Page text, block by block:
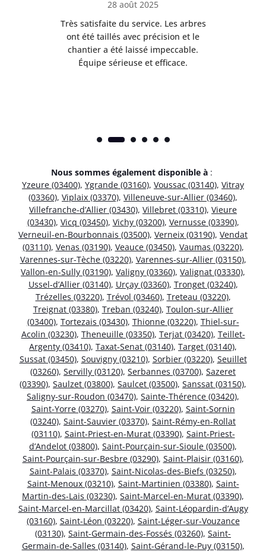
28 août 2025
Très satisfaite du service. Les arbres
ont été taillés avec précision et le
chantier a été laissé impeccable.
Équipe sérieuse et efficace.
Nous sommes également disponible à :
Yzeure (03400), Ygrande (03160), Voussac (03140), Vitray
(03360), Viplaix (03370), Villeneuve-sur-Allier (03460),
Villefranche-d’Allier (03430), Villebret (03310), Vieure
(03430), Vicq (03450), Vichy (03200), Vernusse (03390),
Verneuil-en-Bourbonnais (03500), Verneix (03190), Vendat
(03110), Venas (03190), Veauce (03450), Vaumas (03220),
Varennes-sur-Tèche (03220), Varennes-sur-Allier (03150),
Vallon-en-Sully (03190), Valigny (03360), Valignat (03330),
Ussel-d’Allier (03140), Urçay (03360), Tronget (03240),
Trézelles (03220), Trévol (03460), Treteau (03220),
Treignat (03380), Treban (03240), Toulon-sur-Allier
(03400), Tortezais (03430), Thionne (03220), Thiel-sur-
Acolin (03230), Theneuille (03350), Terjat (03420), Teillet-
Argenty (03410), Taxat-Senat (03140), Target (03140),
Sussat (03450), Souvigny (03210), Sorbier (03220), Seuillet
(03260), Servilly (03120), Serbannes (03700), Sazeret
(03390), Saulzet (03800), Saulcet (03500), Sanssat (03150),
Saligny-sur-Roudon (03470), Sainte-Thérence (03420),
Saint-Yorre (03270), Saint-Voir (03220), Saint-Sornin
(03240), Saint-Sauvier (03370), Saint-Rémy-en-Rollat
(03110), Saint-Priest-en-Murat (03390), Saint-Priest-
d’Andelot (03800), Saint-Pourçain-sur-Sioule (03500),
Saint-Pourçain-sur-Besbre (03290), Saint-Plaisir (03160),
Saint-Palais (03370), Saint-Nicolas-des-Biefs (03250),
Saint-Menoux (03210), Saint-Martinien (03380), Saint-
Martin-des-Lais (03230), Saint-Marcel-en-Murat (03390),
Saint-Marcel-en-Marcillat (03420), Saint-Léopardin-d’Augy
(03160), Saint-Léon (03220), Saint-Léger-sur-Vouzance
(03130), Saint-Germain-des-Fossés (03260), Saint-
Germain-de-Salles (03140), Saint-Gérand-le-Puy (03150),